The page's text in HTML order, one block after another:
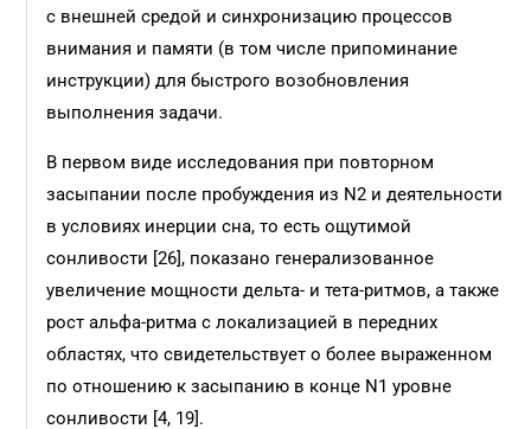
с внешней средой и синхронизацию процессов
внимания и памяти (в том числе припоминание
инструкции) для быстрого возобновления
выполнения задачи.
В первом виде исследования при повторном
засыпании после пробуждения из N2 и деятельности
в условиях инерции сна, то есть ощутимой
сонливости [26], показано генерализованное
увеличение мощности дельта- и тета-ритмов, а также
рост альфа-ритма с локализацией в передних
областях, что свидетельствует о более выраженном
по отношению к засыпанию в конце N1 уровне
сонливости [4, 19].